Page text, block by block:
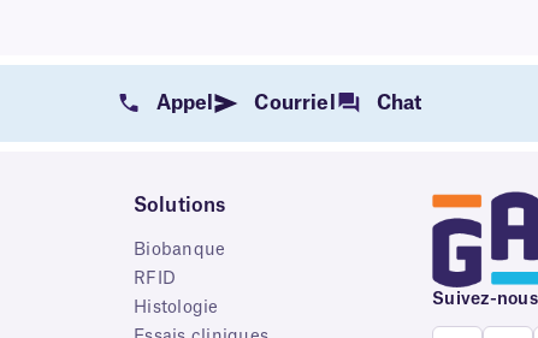
Appel Courriel Chat
Solutions
Biobanque
RFID
Histologie
Suivez-nous